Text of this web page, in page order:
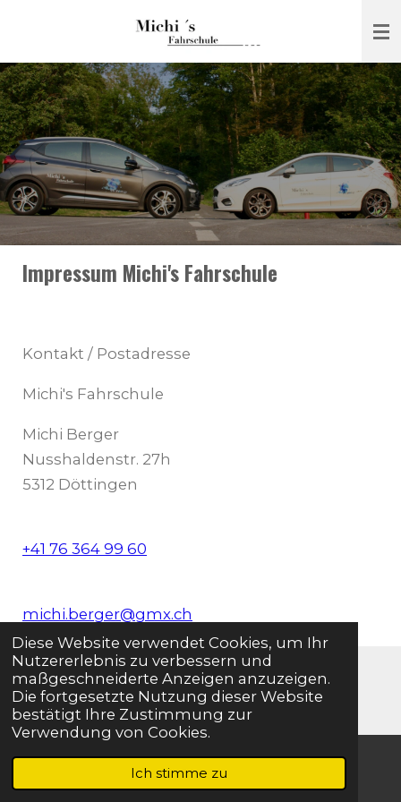
Diese Website verwendet Cookies, um Ihr
Nutzererlebnis zu verbessern und
maßgeschneiderte Anzeigen anzuzeigen.
Die fortgesetzte Nutzung dieser Website
bestätigt Ihre Zustimmung zur
Verwendung von Cookies.
Ich stimme zu
springen
Impressum Michi's Fahrschule
Kontakt / Postadresse
Michi's Fahrschule
Michi Berger
Nusshaldenstr. 27h
5312 Döttingen
+41 76 364 99 60
michi.berger@gmx.ch
Impressum | Datenschutz
© 2023 - 2025 Fahrschule Michi Berger
Mit Unterstützung vonWebador
Telefon